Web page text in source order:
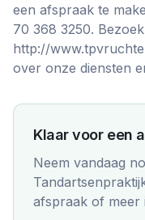
een afspraak te
70 368 3250.
http://
over onze diensten
Klaar voor een
Neem vandaag
afspraak of meer